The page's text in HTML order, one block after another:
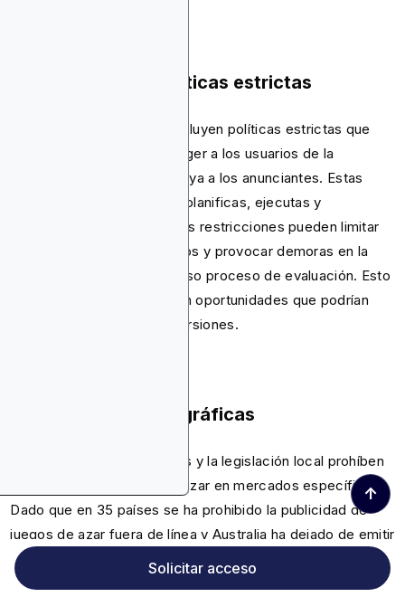
1. Restricciones políticas estrictas
Los anuncios de Google incluyen políticas estrictas que
tienen como objetivo proteger a los usuarios de la
explotación y mantener a raya a los anunciantes. Estas
políticas determinan cómo planificas, ejecutas y
supervisas tus anuncios. Las restricciones pueden limitar
quién puede ver tus anuncios y provocar demoras en la
aprobación debido al extenso proceso de evaluación. Esto
puede hacer que se pierdan oportunidades que podrían
haber generado más conversiones.
2. Limitaciones geográficas
Las políticas de Google Ads y la legislación local prohíben
los anuncios de juegos de azar en mercados específicos.
Dado que en 35 países se ha prohibido la publicidad de
juegos de azar fuera de línea y Australia ha dejado de emitir
nuevas certificaciones por completo, las condiciones
geográficas siguen reduciéndose.
↑
Solicitar acceso